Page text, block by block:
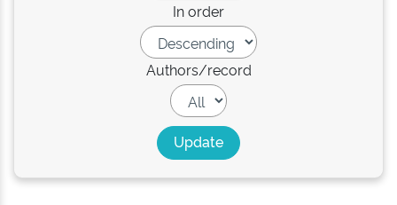
In order
Authors/record